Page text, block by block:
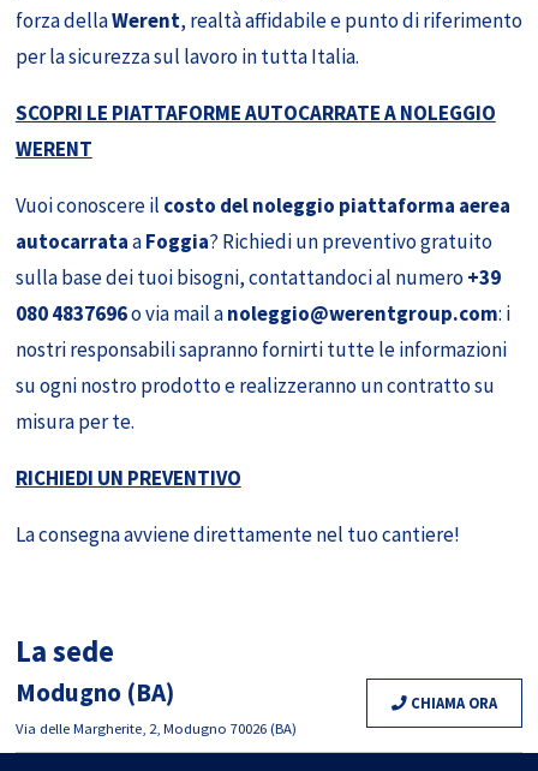
forza dellaWerent, realtà affidabile e punto di riferimento
per la sicurezza sul lavoro in tutta Italia.
SCOPRI LE PIATTAFORME AUTOCARRATE A NOLEGGIO
WERENT
Vuoi conoscere il costo del noleggio piattaforma aerea
autocarrataaFoggia? Richiedi un preventivo gratuito
sulla base dei tuoi bisogni, contattandoci al numero+39
080 4837696o via mail anoleggio@werentgroup.com: i
nostri responsabili sapranno fornirti tutte le informazioni
su ogni nostro prodotto e realizzeranno un contratto su
misura per te.
RICHIEDI UN PREVENTIVO
La consegna avviene direttamente nel tuo cantiere!
La sede
Modugno (BA)
Via delle Margherite, 2, Modugno 70026 (BA)
CHIAMA ORA